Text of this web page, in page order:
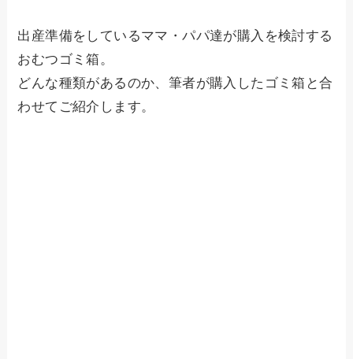
出産準備をしているママ・パパ達が購入を検討する
おむつゴミ箱。
どんな種類があるのか、筆者が購入したゴミ箱と合
わせてご紹介します。